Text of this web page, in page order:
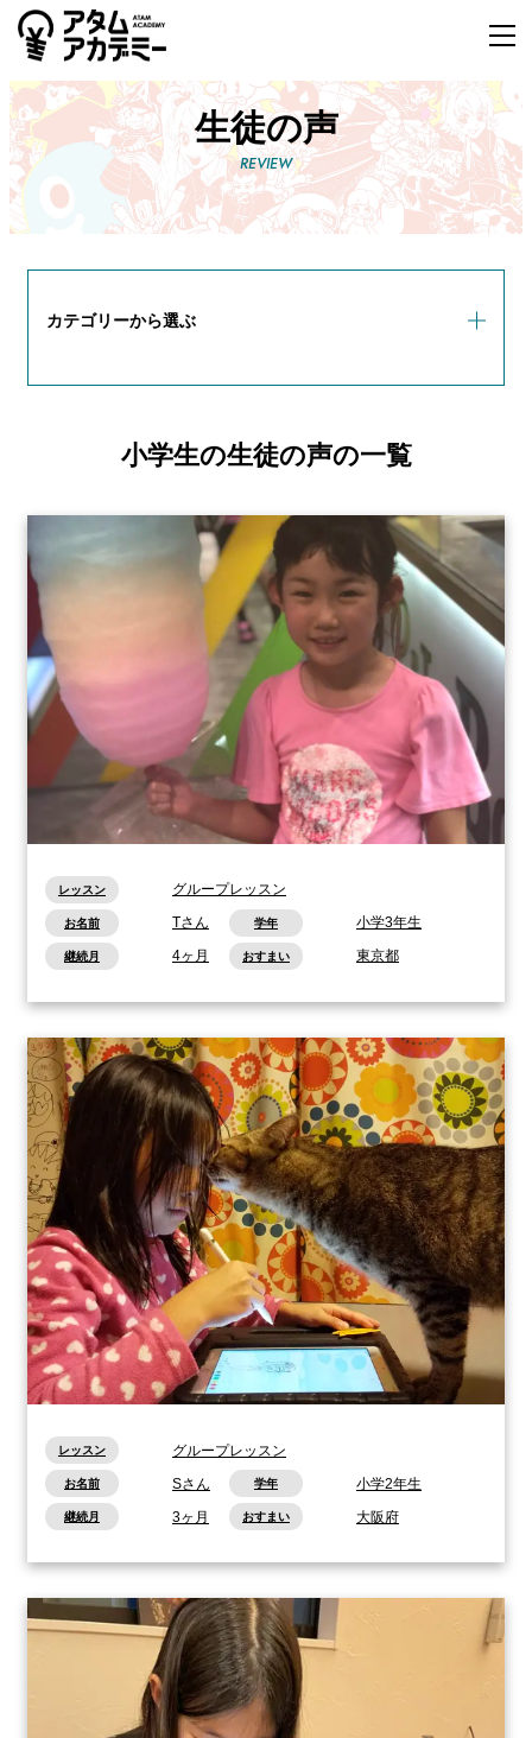
生徒の声
カテゴリーから選ぶ
小学生の生徒の声
小学生の生徒の声の一覧
レッスン グループレッスン
お名前 Tさん 学年 小学3年生
継続月 4ヶ月 おすまい 東京都
レッスン グループレッスン
お名前 Sさん 学年 小学2年生
継続月 3ヶ月 おすまい 大阪府